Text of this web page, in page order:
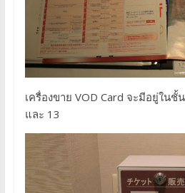
เครื่องขาย VOD Card จะมีอยู่ในชั้
และ 13